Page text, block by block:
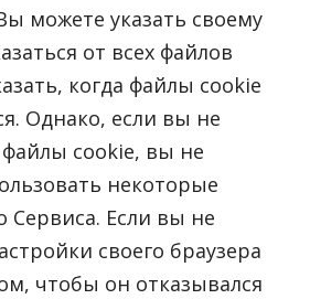
можете указать своему
от всех файлов
когда файлы cookie
Однако, если вы не
cookie, вы не
некоторые
Сервиса. Если вы не
своего браузера
чтобы он отказывался